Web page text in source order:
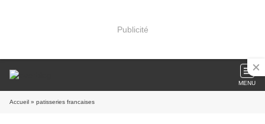
Publicité
MENU
Accueil » patisseries francaises